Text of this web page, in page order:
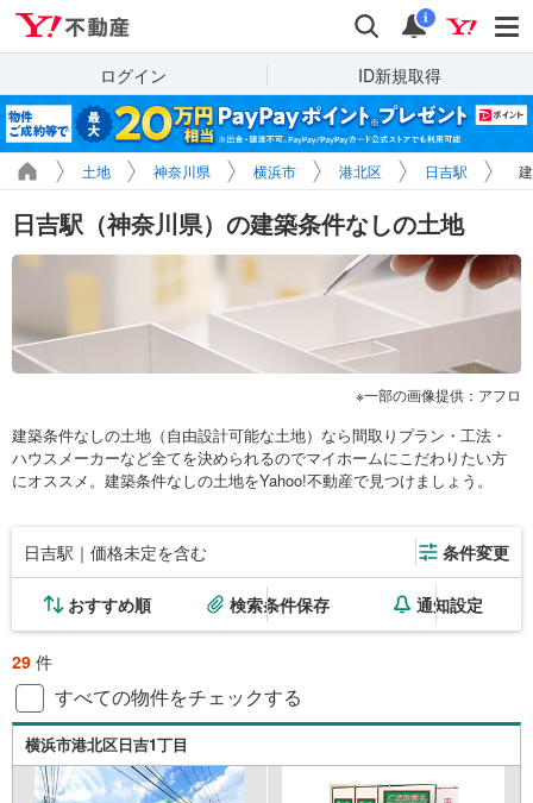
検索 通知
i
ログイン ID新規取得
土地 神奈川県 横浜市 港北区 日吉駅
日吉駅（神奈川県）の建築条件なしの土地
一部の画像提供：アフロ
建築条件なしの土地（自由設計可能な土地）なら間取りプラン・工法・
ハウスメーカーなど全てを決められるのでマイホームにこだわりたい方
にオススメ。建築条件なしの土地をYahoo!不動産で見つけましょう。
日吉駅｜価格未定を含む 条件変更
おすすめ順 検索条件保存 通知設定
29 件
すべての物件をチェックする
横浜市港北区日吉1丁目